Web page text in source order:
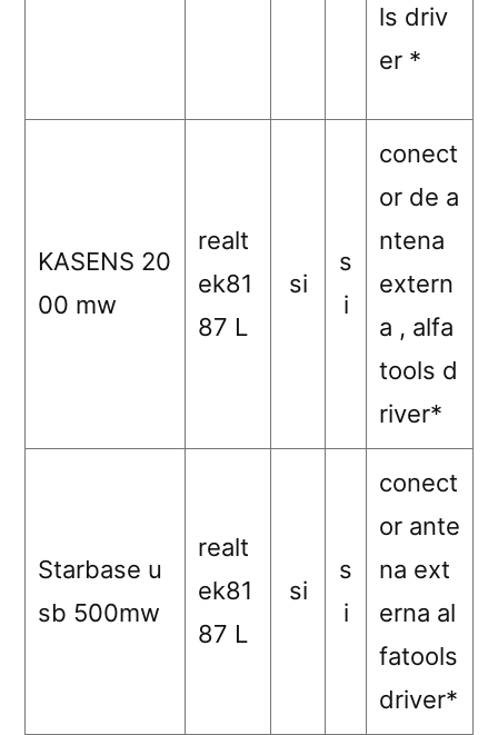
ls driv
er *
KASENS 20
00 mw
realt
ek81
87 L
si
s
i
conect
or de a
ntena
extern
a , alfa
tools d
river*
Starbase u
sb 500mw
realt
ek81
87 L
si
s
i
conect
or ante
na ext
erna al
fatools
driver*